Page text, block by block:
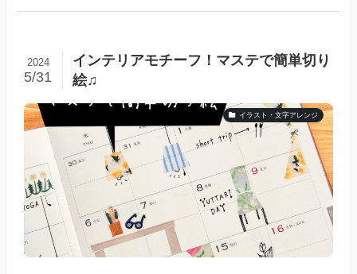
インテリアモチーフ！マステで簡単切り
絵♫
2024
5/31
イラスト・文字アレンジ